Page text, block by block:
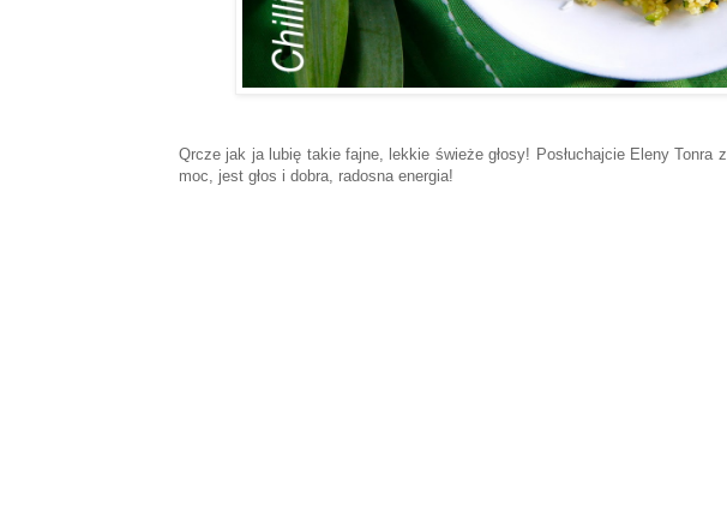
Qrcze jak ja lubię takie fajne, lekkie świeże głosy! Posłuchajcie Eleny Tonra z
moc, jest głos i dobra, radosna energia!